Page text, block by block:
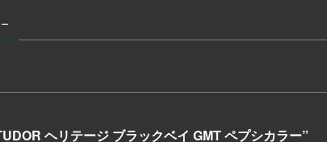
ヘリテージ ブラックベイ GMT ペプシカラー”